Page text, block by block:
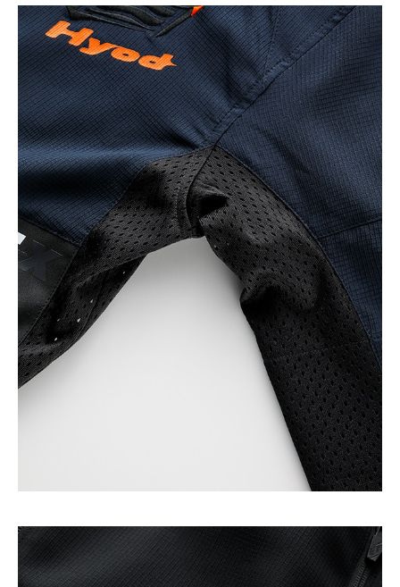
ST-X FLEX NAGARE D3O® AIR-FLOW JACは、暑い季節でも風を
感じながら走る心地よさを支える、サマーライディングに適し
たHYODのテキスタイルジャケットです。